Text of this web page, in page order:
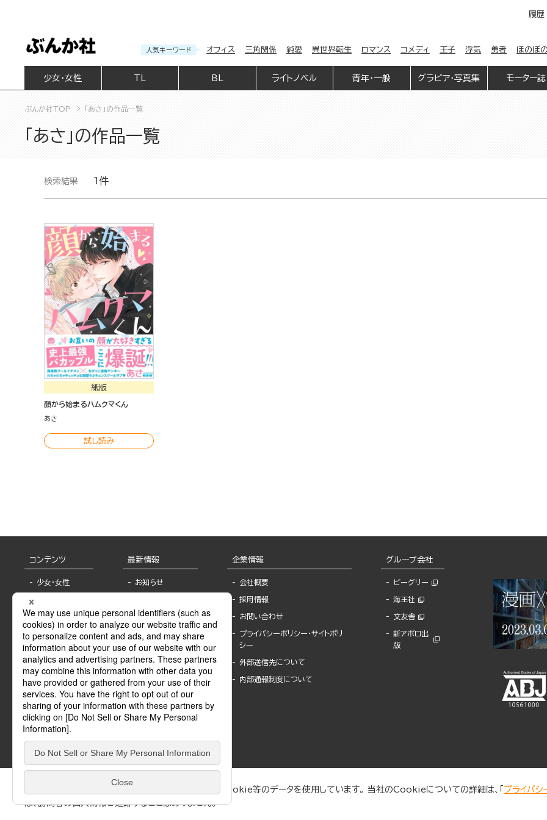
履歴
人気キーワード オフィス 三角関係 純愛 異世界転生 ロマンス コメディ 王子 浮気 勇者 ほのぼ
少女・女性 BL ライトノベル 青年・一般 グラビア・写真集 モーター誌
ぶんか社TOP 「あさ」の作品一覧
「あさ」の作品一覧
検索結果 1件
紙版
顔から始まるハムクマくん
あさ
試し読み
コンテンツ
少女・女性
BL
ライトノベル
青年・一般
グラビア・写真
モーター誌
SPECIAL
Sublicense
最新情報
お知らせ
報
書店様へ
海外ライセンシー
公式SNSアカウ
ント
作家一覧
Keyword list
Author list
企業情報
会社概要
採用情報
お問い合わせ
プライバシーポリシー・サイトポリ
シー
外部送信先について
内部通報制度について
グループ会社
ビーグリー
海王社
文友舎
新アポロ出
版
ぶんか社が運営するサイトでは、利便性向上のためにCookie等のデータを使用しています。 当社のCookieについての詳細は、「 プライバシ
は、訪問者の個人情報を追跡することはありません。